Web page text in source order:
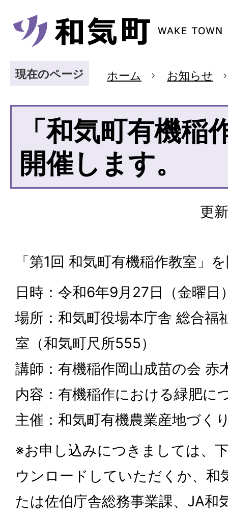
現在のページ ホーム お知らせ
「和気町有機稲
開催します。
更
「第1回 和気町有機稲作教室」
日時：令和6年9月27日（金曜
場所：和気町役場本庁舎 総合福
室（和気町尺所555）
講師：有機稲作岡山成苗の会 赤
内容：有機稲作における緑肥に
主催：和気町有機農業産地づく
※お申し込みにつきましては、
ウンロードしていただくか、和
たは佐伯庁舎総務事業課、JA和